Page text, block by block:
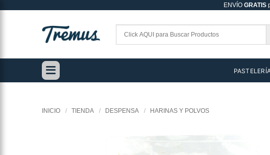
ENVÍO GRATIS
INICIO / TIENDA / DESPENSA / HARINAS Y POLVOS